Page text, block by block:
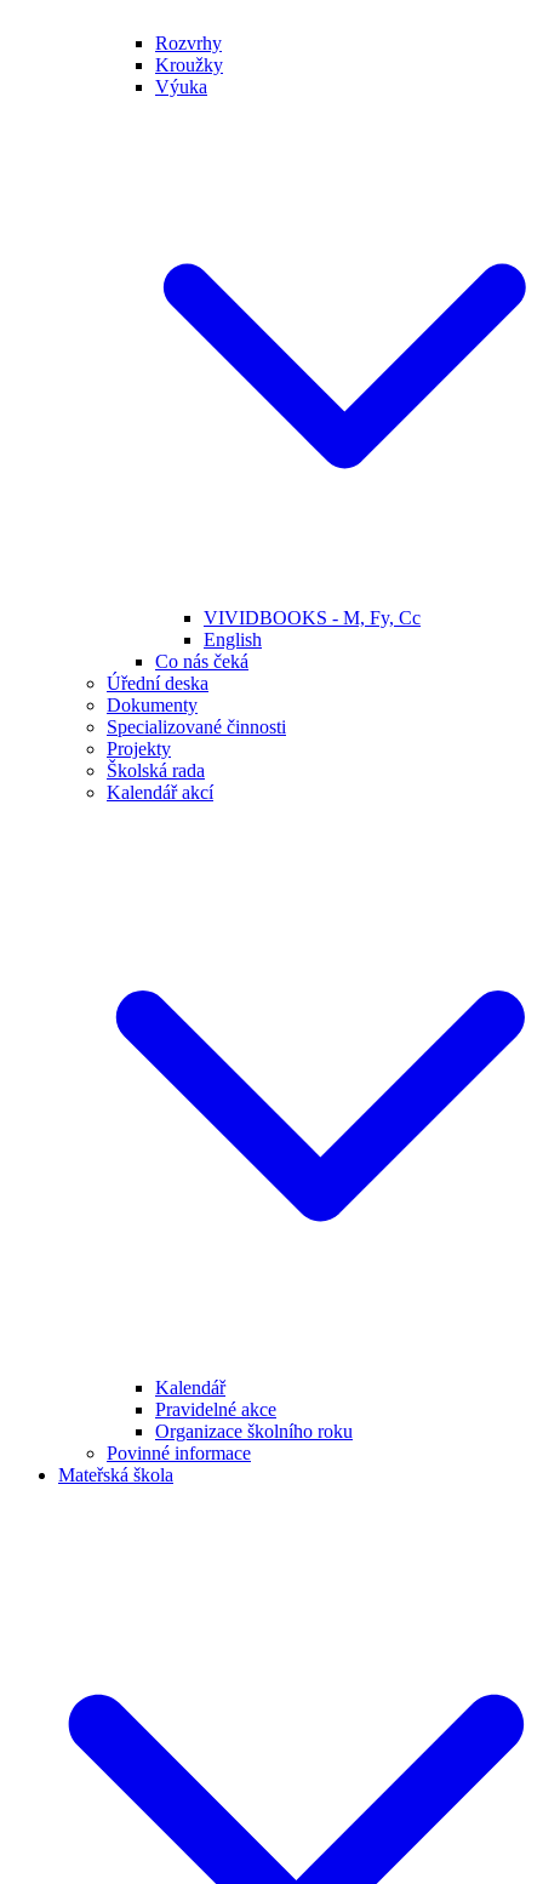
Rozvrhy
Kroužky
Výuka
VIVIDBOOKS - M, Fy, Cc
English
Co nás čeká
Úřední deska
Dokumenty
Specializované činnosti
Projekty
Školská rada
Kalendář akcí
Kalendář
Pravidelné akce
Organizace školního roku
Povinné informace
Mateřská škola